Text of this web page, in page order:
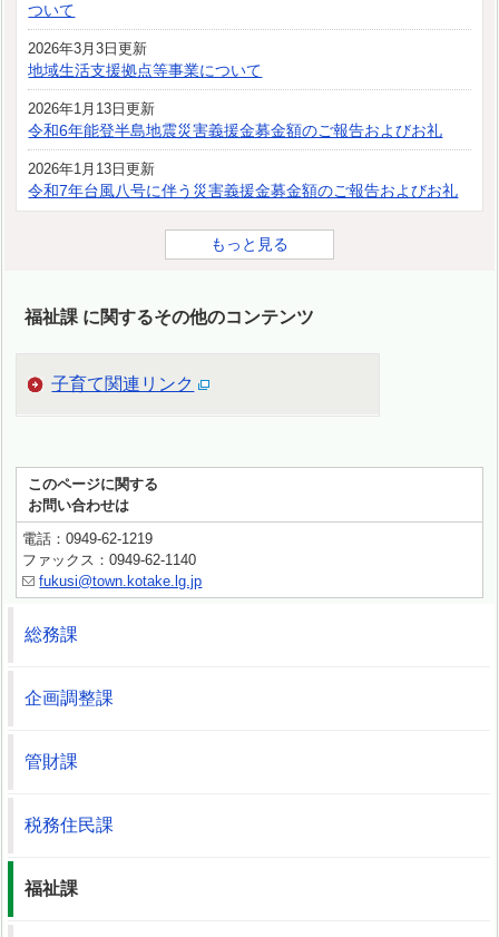
ついて
2026年3月3日更新
地域生活支援拠点等事業について
2026年1月13日更新
令和6年能登半島地震災害義援金募金額のご報告およびお礼
2026年1月13日更新
令和7年台風八号に伴う災害義援金募金額のご報告およびお礼
もっと見る
福祉課 に関するその他のコンテンツ
子育て関連リンク
このページに関する
お問い合わせは
電話：0949-62-1219
ファックス：0949-62-1140
fukusi@town.kotake.lg.jp
総務課
企画調整課
管財課
税務住民課
福祉課